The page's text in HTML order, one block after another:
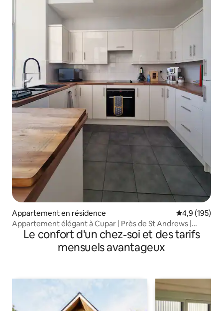
Appartement en résidence Évaluation
4,9 (195)
Appartement élégant à Cupar | Près de St Andrews |
Parking gratuit
Le confort d'un chez-soi et des tarifs
mensuels avantageux